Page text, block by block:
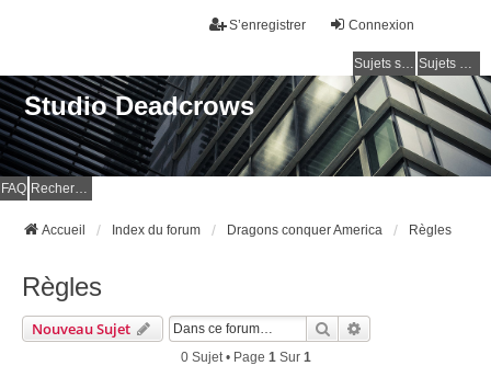
Connexion
S’enregistrer
Sujets sans réponse Sujets actifs
Studio Deadcrows
FAQ Rechercher
Accueil Index du forum Dragons conquer America Règles
Règles
Nouveau Sujet Rechercher
0 Sujet • Page 1Sur 1